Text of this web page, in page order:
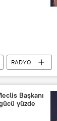
RADYO
Çiftçi
Faiz
Başkanı
yüzde